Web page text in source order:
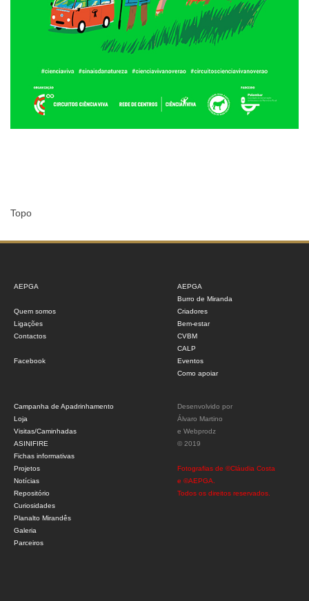
Topo
AEPGA
Quem somos
Ligações
Contactos
Facebook
AEPGA
Burro de Miranda
Criadores
Bem-estar
CVBM
CALP
Eventos
Como apoiar
Campanha de Apadrinhamento
Loja
Visitas/Caminhadas
ASINIFIRE
Fichas informativas
Projetos
Notícias
Repositório
Curiosidades
Planalto Mirandês
Galeria
Parceiros
Desenvolvido por
Álvaro Martino
e Webprodz
© 2019
Fotografias de ©Cláudia Costa
e ©AEPGA.
Todos os direitos reservados.